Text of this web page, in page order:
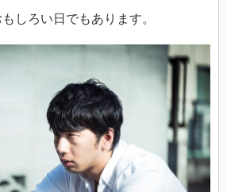
しろい日でもあります。